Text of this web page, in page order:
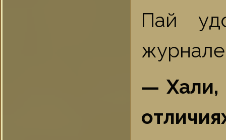
Пай
журнале
— Хали,